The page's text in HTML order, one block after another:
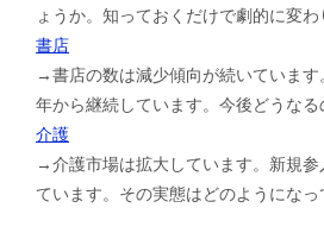
ょうか。知っておくだけで劇的に変わ
書店
→書店の数は減少傾向が続いていま
年から継続しています。今後どうな
介護
→介護市場は拡大しています。新規参
ています。その実態はどのようにな